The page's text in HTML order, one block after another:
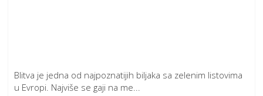
Blitva je jedna od najpoznatijih biljaka sa zelenim listovima
u Evropi. Najviše se gaji na me...